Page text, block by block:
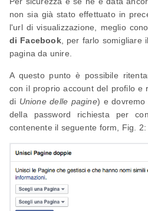
non sia già stato effettuato in
l'url di visualizzazione, meglio
di Facebook, per farlo somigliare
pagina da unire.
A questo punto è possibile
con il proprio account del profilo e
di Unione delle pagine) e dovremo
della password richiesta per
contenente il seguente form, Fig. 2: